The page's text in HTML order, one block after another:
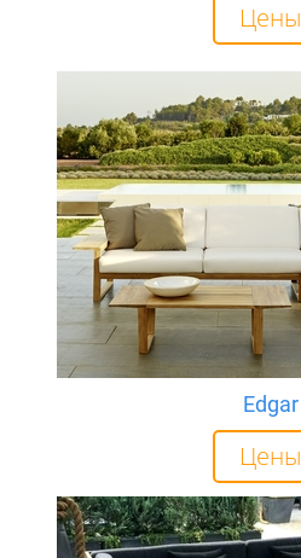
Цены
Edgar
Цены